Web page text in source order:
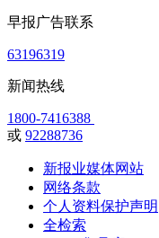
早报广告联系
63196319
新闻热线
1800-7416388
或 92288736
新报业媒体网站
网络条款
个人资料保护声明
全检索